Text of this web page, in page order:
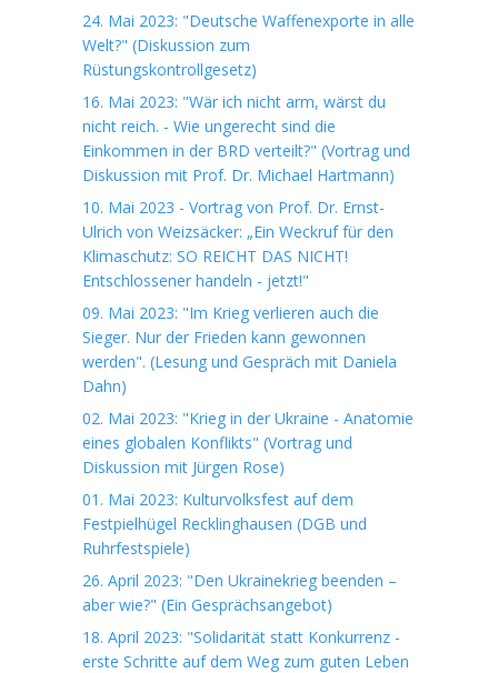
24. Mai 2023: "Deutsche Waffenexporte in alle
Welt?" (Diskussion zum
Rüstungskontrollgesetz)
16. Mai 2023: "Wär ich nicht arm, wärst du
nicht reich. - Wie ungerecht sind die
Einkommen in der BRD verteilt?" (Vortrag und
Diskussion mit Prof. Dr. Michael Hartmann)
10. Mai 2023 - Vortrag von Prof. Dr. Ernst-
Ulrich von Weizsäcker: „Ein Weckruf für den
Klimaschutz: SO REICHT DAS NICHT!
Entschlossener handeln - jetzt!"
09. Mai 2023: "Im Krieg verlieren auch die
Sieger. Nur der Frieden kann gewonnen
werden". (Lesung und Gespräch mit Daniela
Dahn)
02. Mai 2023: "Krieg in der Ukraine - Anatomie
eines globalen Konflikts" (Vortrag und
Diskussion mit Jürgen Rose)
01. Mai 2023: Kulturvolksfest auf dem
Festpielhügel Recklinghausen (DGB und
Ruhrfestspiele)
26. April 2023: "Den Ukrainekrieg beenden –
aber wie?" (Ein Gesprächsangebot)
18. April 2023: "Solidarität statt Konkurrenz -
erste Schritte auf dem Weg zum guten Leben